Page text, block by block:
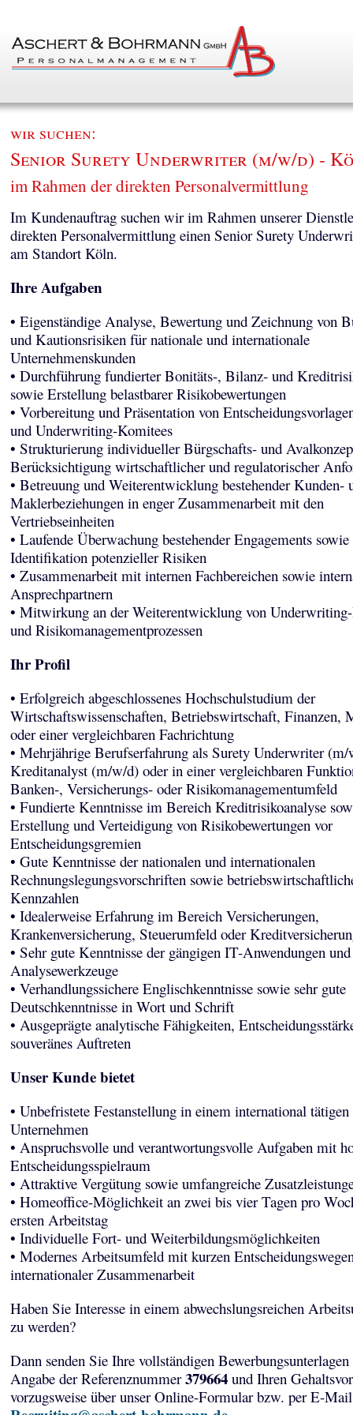
wir suchen:
Senior Surety Underwriter (m/w/d) -
im Rahmen der direkten Personalvermittlung
Im Kundenauftrag suchen wir im Rahmen unserer
direkten Personalvermittlung einen Senior Surety
am Standort Köln.
Ihre Aufgaben
• Eigenständige Analyse, Bewertung und Zeichnung von
und Kautionsrisiken für nationale und internationale
Unternehmenskunden
• Durchführung fundierter Bonitäts-, Bilanz- und
sowie Erstellung belastbarer Risikobewertungen
• Vorbereitung und Präsentation von
und Underwriting-Komitees
• Strukturierung individueller Bürgschafts- und
Berücksichtigung wirtschaftlicher und regulatorischer
• Betreuung und Weiterentwicklung bestehender Kunden-
Maklerbeziehungen in enger Zusammenarbeit mit den
Vertriebseinheiten
• Laufende Überwachung bestehender Engagements sowie
Identifikation potenzieller Risiken
• Zusammenarbeit mit internen Fachbereichen sowie
Ansprechpartnern
• Mitwirkung an der Weiterentwicklung von
und Risikomanagementprozessen
Ihr Profil
• Erfolgreich abgeschlossenes Hochschulstudium der
Wirtschaftswissenschaften, Betriebswirtschaft, Finanzen,
oder einer vergleichbaren Fachrichtung
• Mehrjährige Berufserfahrung als Surety Underwriter
Kreditanalyst (m/w/d) oder in einer vergleichbaren
Banken-, Versicherungs- oder Risikomanagementumfeld
• Fundierte Kenntnisse im Bereich Kreditrisikoanalyse
Erstellung und Verteidigung von Risikobewertungen vor
Entscheidungsgremien
• Gute Kenntnisse der nationalen und internationalen
Rechnungslegungsvorschriften sowie
Kennzahlen
• Idealerweise Erfahrung im Bereich Versicherungen,
Krankenversicherung, Steuerumfeld oder
• Sehr gute Kenntnisse der gängigen IT-Anwendungen und
Analysewerkzeuge
• Verhandlungssichere Englischkenntnisse sowie sehr gute
Deutschkenntnisse in Wort und Schrift
• Ausgeprägte analytische Fähigkeiten,
souveränes Auftreten
Unser Kunde bietet
• Unbefristete Festanstellung in einem international tätigen
Unternehmen
• Anspruchsvolle und verantwortungsvolle Aufgaben mit
Entscheidungsspielraum
• Attraktive Vergütung sowie umfangreiche
• Homeoffice-Möglichkeit an zwei bis vier Tagen pro
ersten Arbeitstag
• Individuelle Fort- und Weiterbildungsmöglichkeiten
• Modernes Arbeitsumfeld mit kurzen
internationaler Zusammenarbeit
Haben Sie Interesse in einem abwechslungsreichen
zu werden?
Dann senden Sie Ihre vollständigen Bewerbungsunterlagen
Angabe der Referenznummer379664und Ihren
vorzugsweise über unser Online-Formular bzw. per E-